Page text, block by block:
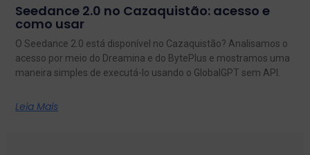
Seedance 2.0 no Cazaquistão: acesso e
como usar
O Seedance 2.0 está disponível no Cazaquistão? Analisamos o
acesso por meio do Dreamina e do BytePlus e mostramos uma
maneira simples de executá-lo usando o GlobalGPT sem API.
Leia Mais